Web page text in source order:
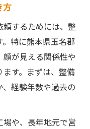
方
するためには、整
特に熊本県玉名郡
が見える関係性や
す。まずは、整備
経験年数や過去の
や、長年地元で営